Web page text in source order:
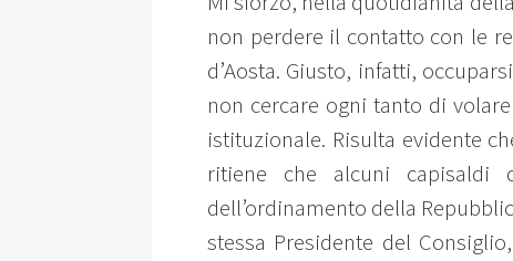
non perdere il contatto con le
d’Aosta. Giusto, infatti,
non cercare ogni tanto di
istituzionale. Risulta evidente
ritiene che alcuni capisaldi
dell’ordinamento della
stessa Presidente del